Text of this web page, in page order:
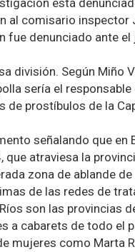
está
al comisario inspector
fue denunciado ante
división. Según Miño
sería el
prostíbulos de la
señalando que en
atraviesa la
zona de ablande
de las redes de
son las provincias
a cabarets de todo el
mujeres como Marta